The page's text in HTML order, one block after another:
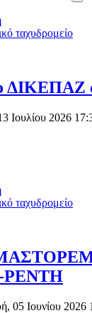
ταχυδρομείο
ΔΙΚΕΠΑΖ
Ιουλίου 2026
ταχυδρομείο
ΡΕΝΤΗ
05 Ιουνίου 2026